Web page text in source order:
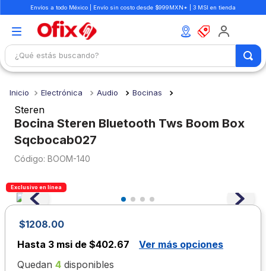
Envíos a todo México | Envío sin costo desde $999MXN* | 3 MSI en tienda
¿Qué estás buscando?
Electrónica Audio Bocinas
Steren
Bocina Steren Bluetooth Tws Boom Box
Sqcbocab027
: BOOM-140
Exclusivo en línea
$1208.00
Hasta 3 msi de $402.67
Ver más opciones
Quedan 4 disponibles
1.
mochilas
2.
libretas
3.
cuaderno
4.
cuadernos
5.
colores
6.
boligrafo
7.
escritorio
8.
sacapuntas
9.
escolar